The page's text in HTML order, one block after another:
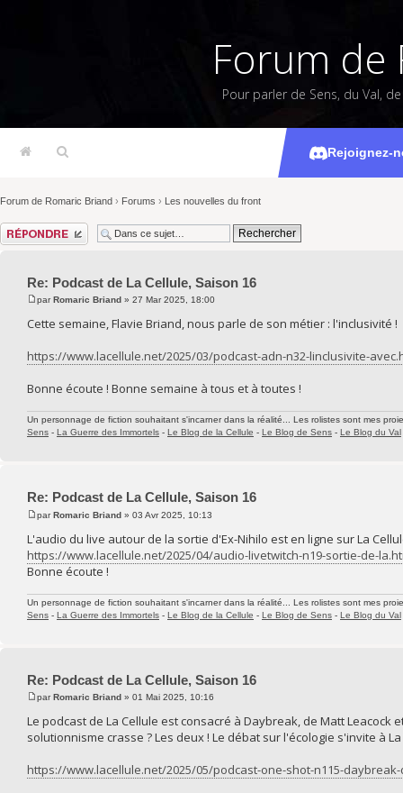
Forum de
Pour parler de Sens, du Val,
Rejoignez-
Podcast
Forum de Romaric Briand › Forums › Les nouvelles du front
Répondre
Re: Podcast de La Cellule, Saison 16
parRomaric Briand » 27 Mar 2025, 18:00
Cette semaine, Flavie Briand, nous parle de son métier : l'inclusivité !
https://www.lacellule.net/2025/03/podcast-adn-n32-linclusivite-
Bonne écoute ! Bonne semaine à tous et à toutes !
Un personnage de fiction souhaitant s'incarner dans la réalité... Les rolistes sont mes
Sens - La Guerre des Immortels - Le Blog de la Cellule - Le Blog de Sens - Le Blog du Val
Re: Podcast de La Cellule, Saison 16
parRomaric Briand » 03 Avr 2025, 10:13
L'audio du live autour de la sortie d'Ex-Nihilo est en ligne sur La
https://www.lacellule.net/2025/04/audio-livetwitch-n19-sortie-de-
Bonne écoute !
Un personnage de fiction souhaitant s'incarner dans la réalité... Les rolistes sont mes
Sens - La Guerre des Immortels - Le Blog de la Cellule - Le Blog de Sens - Le Blog du Val
Re: Podcast de La Cellule, Saison 16
parRomaric Briand » 01 Mai 2025, 10:16
Le podcast de La Cellule est consacré à Daybreak, de Matt
solutionnisme crasse ? Les deux ! Le débat sur l'écologie s'invite à La
https://www.lacellule.net/2025/05/podcast-one-shot-n115-